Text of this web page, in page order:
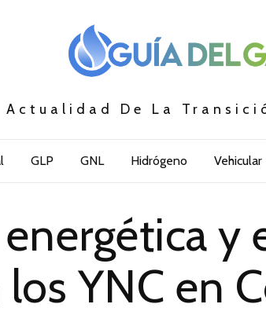
Actualidad De La
GLP GNL Hidrógeno Vehicular
y
YNC en